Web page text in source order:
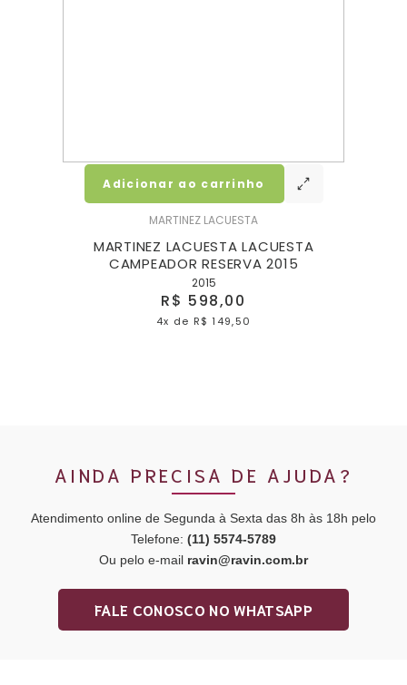
MARTINEZ LACUESTA
MARTINEZ LACUESTA LACUESTA
CAMPEADOR RESERVA 2015
2015
R$ 598,00
4x de R$ 149,50
Adicionar ao carrinho
AINDA PRECISA DE AJUDA?
Atendimento online de Segunda à Sexta das 8h às 18h pelo
Telefone: (11) 5574-5789
Ou pelo e-mail ravin@ravin.com.br
FALE CONOSCO NO WHATSAPP